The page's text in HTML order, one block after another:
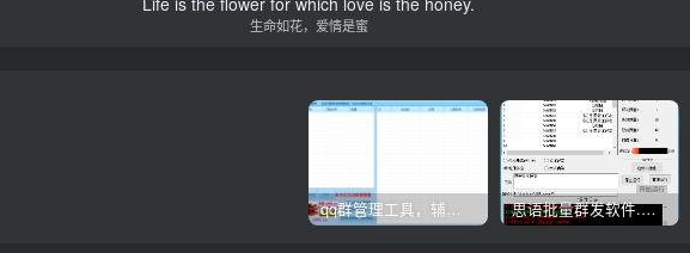
生命如花，爱情是蜜
qq群管理工具，辅助群员导出工具(软件批量导出好帮手：QQ群成员一键提取，QQ群员提取【QQ群员提取】 思语批量群发软件.私信.点赞.加好友功能+查询手机是否已注册账号